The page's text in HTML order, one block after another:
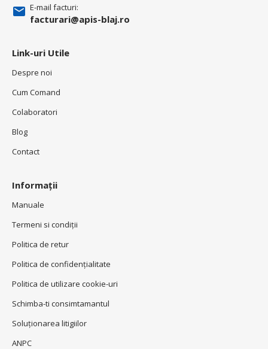
E-mail facturi:
facturari@apis-blaj.ro
Link-uri Utile
Despre noi
Cum Comand
Colaboratori
Blog
Contact
Informații
Manuale
Termeni si condiţii
Politica de retur
Politica de confidenţialitate
Politica de utilizare cookie-uri
Schimba-ti consimtamantul
Soluționarea litigiilor
ANPC